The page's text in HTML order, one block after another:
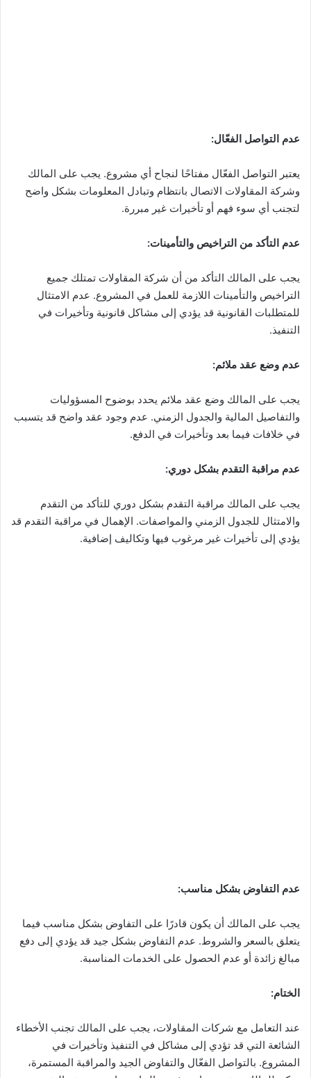
عدم التواصل الفعّال:
يعتبر التواصل الفعّال مفتاحًا لنجاح أي مشروع. يجب على المالك
وشركة المقاولات الاتصال بانتظام وتبادل المعلومات بشكل واضح
لتجنب أي سوء فهم أو تأخيرات غير مبررة.
عدم التأكد من التراخيص والتأمينات:
يجب على المالك التأكد من أن شركة المقاولات تمتلك جميع
التراخيص والتأمينات اللازمة للعمل في المشروع. عدم الامتثال
للمتطلبات القانونية قد يؤدي إلى مشاكل قانونية وتأخيرات في
التنفيذ.
عدم وضع عقد ملائم:
يجب على المالك وضع عقد ملائم يحدد بوضوح المسؤوليات
والتفاصيل المالية والجدول الزمني. عدم وجود عقد واضح قد يتسبب
في خلافات فيما بعد وتأخيرات في الدفع.
عدم مراقبة التقدم بشكل دوري:
يجب على المالك مراقبة التقدم بشكل دوري للتأكد من التقدم
والامتثال للجدول الزمني والمواصفات. الإهمال في مراقبة التقدم قد
يؤدي إلى تأخيرات غير مرغوب فيها وتكاليف إضافية.
عدم التفاوض بشكل مناسب:
يجب على المالك أن يكون قادرًا على التفاوض بشكل مناسب فيما
يتعلق بالسعر والشروط. عدم التفاوض بشكل جيد قد يؤدي إلى دفع
مبالغ زائدة أو عدم الحصول على الخدمات المناسبة.
الختام:
عند التعامل مع شركات المقاولات، يجب على المالك تجنب الأخطاء
الشائعة التي قد تؤدي إلى مشاكل في التنفيذ وتأخيرات في
المشروع. بالتواصل الفعّال والتفاوض الجيد والمراقبة المستمرة،